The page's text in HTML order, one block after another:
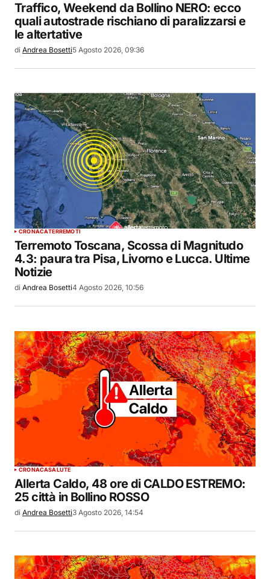
Traffico, Weekend da Bollino NERO: ecco
quali autostrade rischiano di paralizzarsi e
le altertative
di Andrea Bosetti5 Agosto 2026, 09:36
CRONACATERREMOTI
Terremoto Toscana, Scossa di Magnitudo
4.3: paura tra Pisa, Livorno e Lucca. Ultime
Notizie
di Andrea Bosetti4 Agosto 2026, 10:56
CRONACASALUTE
Allerta Caldo, 48 ore di CALDO ESTREMO:
25 città in Bollino ROSSO
di Andrea Bosetti3 Agosto 2026, 14:54